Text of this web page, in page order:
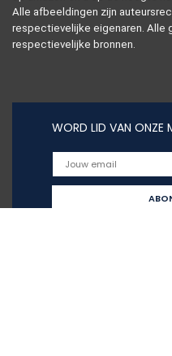
Alle afbeeldingen zijn
respectievelijke eigenaren. Alle
respectievelijke bronnen.
WORD LID VAN ONZE